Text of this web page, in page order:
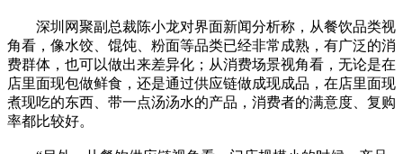
深圳网聚副总裁陈小龙对界面新闻分析称，从餐饮品类视
角看，像水饺、馄饨、粉面等品类已经非常成熟，有广泛的消
费群体，也可以做出来差异化；从消费场景视角看，无论是在
店里面现包做鲜食，还是通过供应链做成现成品，在店里面现
煮现吃的东西、带一点汤汤水的产品，消费者的满意度、复购
率都比较好。